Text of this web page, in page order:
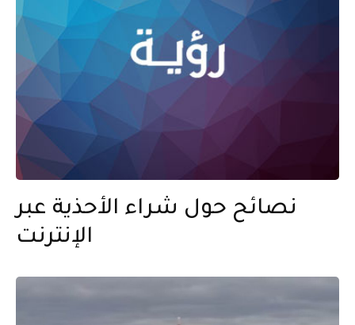
نصائح حول شراء الأحذية عبر
الإنترنت